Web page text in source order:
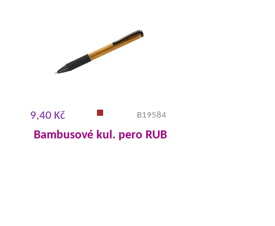
9,40 Kč B19584
Bambusové kul. pero RUB